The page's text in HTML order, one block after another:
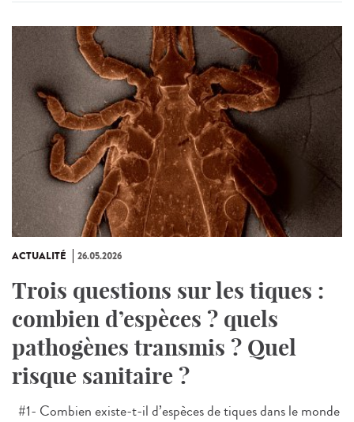
ACTUALITÉ 26.05.2026
Trois questions sur les tiques :
combien d’espèces ? quels
pathogènes transmis ? Quel
risque sanitaire ?
#1- Combien existe-t-il d’espèces de tiques dans le monde